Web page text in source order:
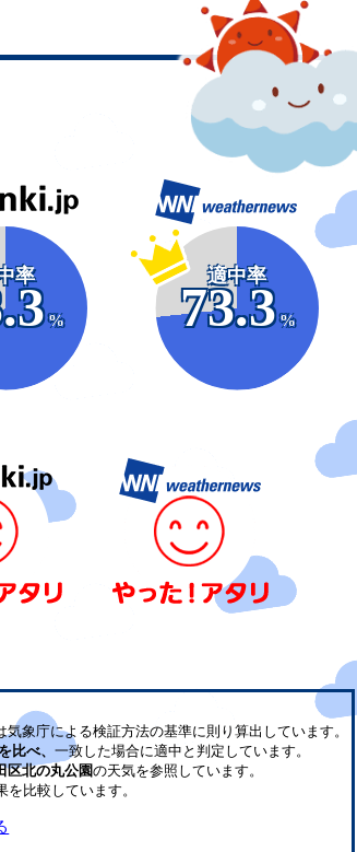
率
%
適中率
73.3
%
気象庁による検証方法の基準に則り算出しています。
比べ、 一致した場合に適中と判定しています。
区北の丸公園の天気を参照しています。
を比較しています。